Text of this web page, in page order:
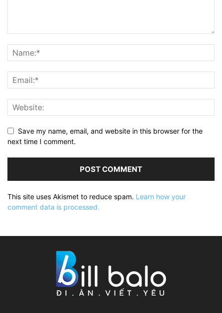
Save my name, email, and website in this browser for the
next time I comment.
This site uses Akismet to reduce spam. Learn how your
comment data is processed.